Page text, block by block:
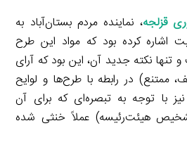
قزلجه، نماینده مردم بستان‌آباد به
اشاره کرده بود که مواد این طرح
تنها نکته جدید آن، این بود که آرای
ممتنع) در رابطه با طرح‌ها و لوایح
با توجه به تبصره‌ای که برای آن
هیئت‌رئیسه) عملاً خنثی شده